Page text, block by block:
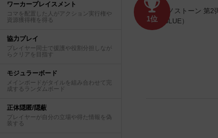
ワーカープレイスメント
コマを配置した人がアクション実行権や
資源獲得権を得る
協力プレイ
プレイヤー同士で援護や役割分担しなが
らクリアを目指す
モジュラーボード
メインボードがタイルを組み合わせて完
成するランダムボード
正体隠匿/隠蔽
プレイヤーが自分の立場や得た情報を偽
装する
1位